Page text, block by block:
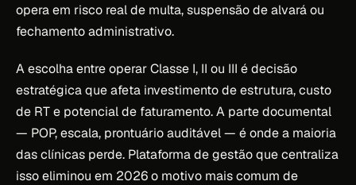
opera em risco real de multa, suspensão de alvará ou
fechamento administrativo.
A escolha entre operar Classe I, II ou III é decisão
estratégica que afeta investimento de estrutura, custo
de RT e potencial de faturamento. A parte documental
— POP, escala, prontuário auditável — é onde a maioria
das clínicas perde. Plataforma de gestão que centraliza
isso eliminou em 2026 o motivo mais comum de